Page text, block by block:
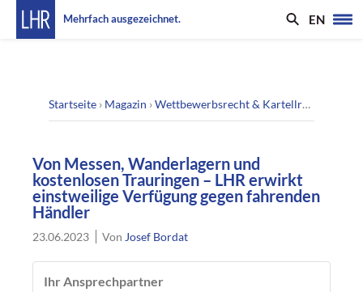
Mehrfach ausgezeichnet. EN
Startseite › Magazin ›Wettbewerbsrecht & Kartellrecht
Von Messen, Wanderlagern und
kostenlosen Trauringen – LHR erwirkt
einstweilige Verfügung gegen fahrenden
Händler
23.06.2023 Von Josef Bordat
Ihr Ansprechpartner